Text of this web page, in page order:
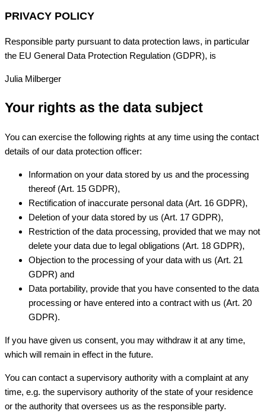
PRIVACY POLICY
Responsible party pursuant to data protection laws, in particular
the EU General Data Protection Regulation (GDPR), is
Julia Milberger
Your rights as the data subject
You can exercise the following rights at any time using the contact
details of our data protection officer:
Information on your data stored by us and the processing
thereof (Art. 15 GDPR),
Rectification of inaccurate personal data (Art. 16 GDPR),
Deletion of your data stored by us (Art. 17 GDPR),
Restriction of the data processing, provided that we may not
delete your data due to legal obligations (Art. 18 GDPR),
Objection to the processing of your data with us (Art. 21
GDPR) and
Data portability, provide that you have consented to the data
processing or have entered into a contract with us (Art. 20
GDPR).
If you have given us consent, you may withdraw it at any time,
which will remain in effect in the future.
You can contact a supervisory authority with a complaint at any
time, e.g. the supervisory authority of the state of your residence
or the authority that oversees us as the responsible party.